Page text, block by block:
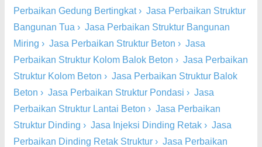
Perbaikan Gedung Bertingkat› Jasa Perbaikan Struktur
Bangunan Tua › Jasa Perbaikan Struktur Bangunan
Miring › Jasa Perbaikan Struktur Beton › Jasa
Perbaikan Struktur Kolom Balok Beton › Jasa Perbaikan
Struktur Kolom Beton › Jasa Perbaikan Struktur Balok
Beton › Jasa Perbaikan Struktur Pondasi › Jasa
Perbaikan Struktur Lantai Beton › Jasa Perbaikan
Struktur Dinding › Jasa Injeksi Dinding Retak › Jasa
Perbaikan Dinding Retak Struktur › Jasa Perbaikan